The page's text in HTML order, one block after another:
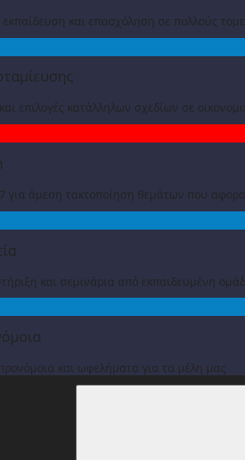
εκπαίδευση και επασχόληση σε πολλούς
επιλογές κατάλληλων σχεδίων σε
για άμεση τακτοποίηση θεμάτων που
και σεμινάρια από εκπαιδευμένη
και ωφελήματα για τα μέλη μας